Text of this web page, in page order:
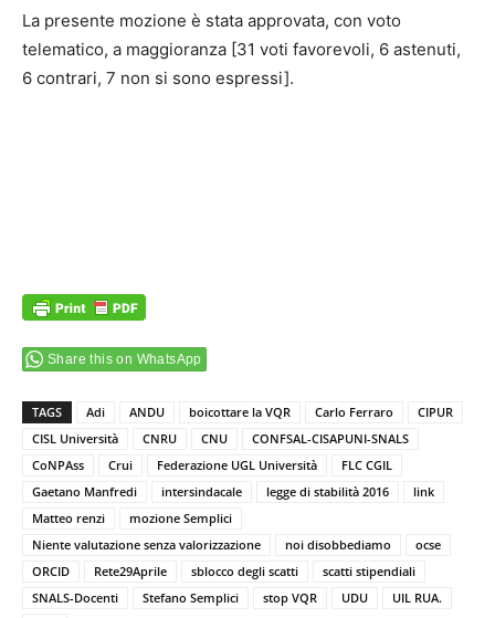
La presente mozione è stata approvata, con voto
telematico, a maggioranza [31 voti favorevoli, 6 astenuti,
6 contrari, 7 non si sono espressi].
Share this on WhatsApp
TAGS Adi ANDU boicottare la VQR Carlo Ferraro
CIPUR
CISL Università
CNRU CNU
CONFSAL-CISAPUNI-SNALS
CoNPAss
Crui Federazione UGL Università
FLC CGIL
Gaetano Manfredi
intersindacale legge di stabilità 2016
link
Matteo renzi
mozione Semplici
Niente valutazione senza valorizzazione
noi disobbediamo
ocse
ORCID
Rete29Aprile sblocco degli scatti
scatti stipendiali
SNALS-Docenti
Stefano Semplici stop VQR UDU
UIL RUA.